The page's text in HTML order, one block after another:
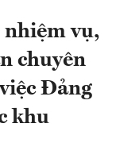
nhiệm vụ,
chuyên
Đảng
khu